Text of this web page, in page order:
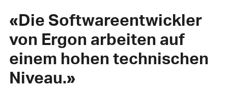
«Die Softwareentwickler
von Ergon arbeiten auf
einem hohen technischen
Niveau.»